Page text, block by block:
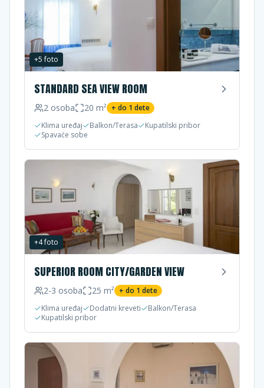
+5foto
STANDARD SEA VIEW ROOM
2 osoba 20 m² + do 1 dete
Klima uređaj
Balkon/Terasa
Kupatilski pribor
Spavaće sobe
+4foto
SUPERIOR ROOM CITY/GARDEN VIEW
2-3 osoba 25 m² + do 1 dete
Klima uređaj
Dodatni kreveti
Balkon/Terasa
Kupatilski pribor